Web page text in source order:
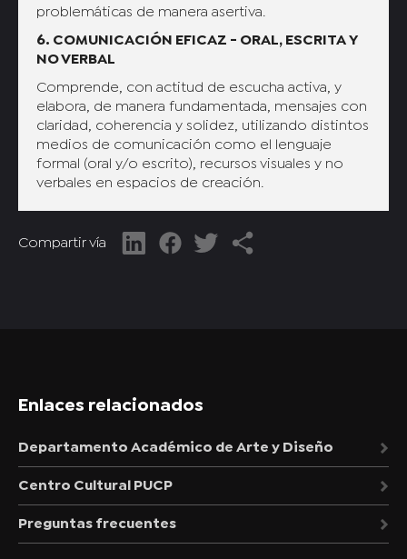
problemáticas de manera asertiva.
6. COMUNICACIÓN EFICAZ - ORAL, ESCRITA Y
NO VERBAL
Comprende, con actitud de escucha activa, y
elabora, de manera fundamentada, mensajes con
claridad, coherencia y solidez, utilizando distintos
medios de comunicación como el lenguaje
formal (oral y/o escrito), recursos visuales y no
verbales en espacios de creación.
Compartir vía
Enlaces relacionados
Departamento Académico de Arte y Diseño
Centro Cultural PUCP
Preguntas frecuentes